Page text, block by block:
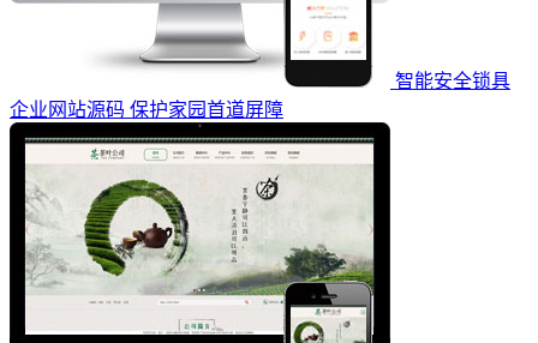
智能安全锁具
企业网站源码 保护家园首道屏障